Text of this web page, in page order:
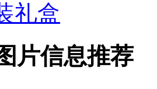
礼盒
片信息推荐